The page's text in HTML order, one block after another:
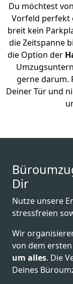
Du möchtest
Vorfeld perfekt
breit kein
die Zeitspanne
die Option der
gerne darum.
Deiner Tür und
Dir
Nutze unsere
stressfreien
Wir
von dem
um alles. Die
Deines